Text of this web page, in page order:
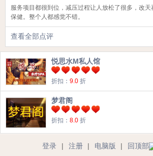
服务项目都很到位，减压过程让人放松了很多，改
保健。整个人都感觉不错。
查看全部点评
悦思水M私人馆
折扣： 9.0 折
梦君阁
折扣： 8.0 折
登录 | 注册 | 电脑版 | 回顶部